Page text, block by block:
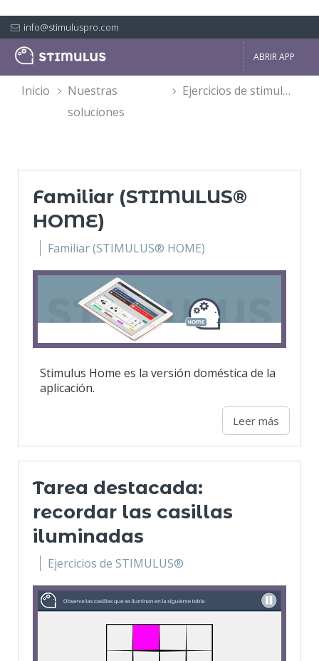
info@stimuluspro.com
ABRIR APP
inicio
nuestras
soluciones
ejercicios de stimulus®
Familiar (STIMULUS®
HOME)
Familiar (STIMULUS® HOME)
Stimulus Home es la versión doméstica de la
aplicación.
Leer más
Tarea destacada:
recordar las casillas
iluminadas
Ejercicios de STIMULUS®